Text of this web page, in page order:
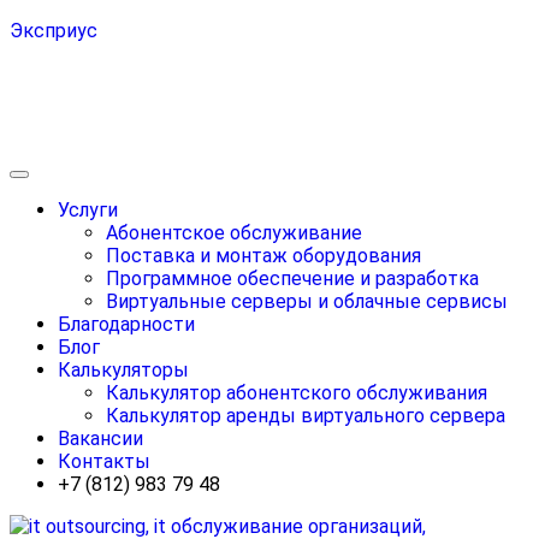
Эксприус
Услуги
Абонентское обслуживание
Поставка и монтаж оборудования
Программное обеспечение и разработка
Виртуальные серверы и облачные сервисы
Благодарности
Блог
Калькуляторы
Калькулятор абонентского обслуживания
Калькулятор аренды виртуального сервера
Вакансии
Контакты
+7 (812) 983 79 48